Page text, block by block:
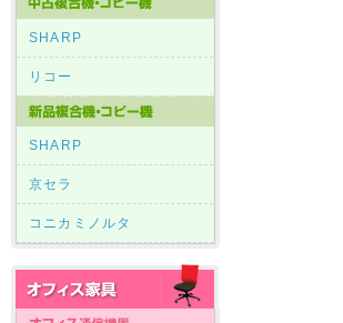
SHARP
リコー
SHARP
京セラ
コニカミノルタ